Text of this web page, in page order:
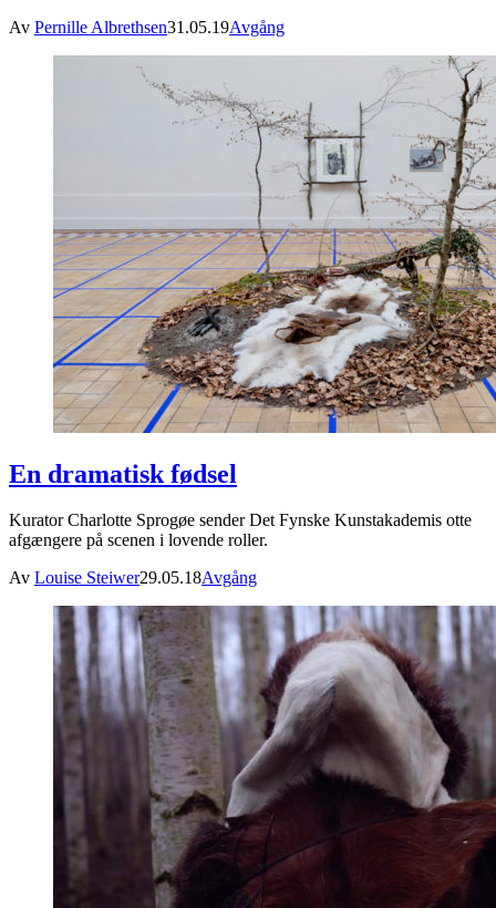
Av Pernille Albrethsen31.05.19Avgång
En dramatisk fødsel
Kurator Charlotte Sprogøe sender Det Fynske Kunstakademis otte
afgængere på scenen i lovende roller.
Av Louise Steiwer29.05.18Avgång